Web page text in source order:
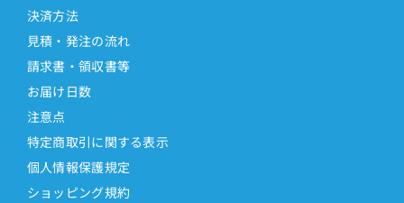
決済方法
見積・発注の流れ
請求書・領収書等
お届け日数
注意点
特定商取引に関する表示
個人情報保護規定
ショッピング規約